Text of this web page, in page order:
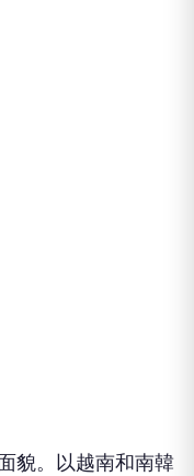
貌。以越南和南韓